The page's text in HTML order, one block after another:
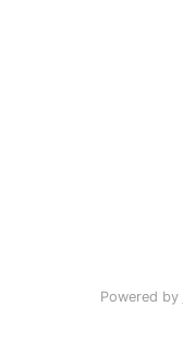
Powered by